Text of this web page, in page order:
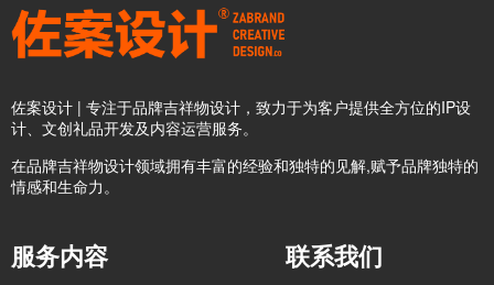
佐案设计 | 专注于品牌吉祥物设计，致力于为客户提供全方位的IP设
计、文创礼品开发及内容运营服务。
在品牌吉祥物设计领域拥有丰富的经验和独特的见解,赋予品牌独特的
情感和生命力。
服务内容 联系我们